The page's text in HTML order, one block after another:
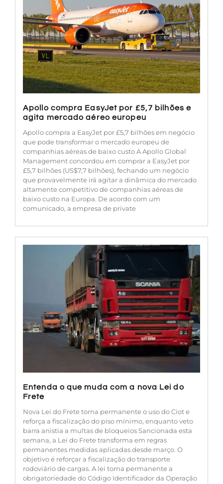
Apollo compra EasyJet por £5,7 bilhões e
agita mercado aéreo europeu
Apollo compra a EasyJet por £5,7 bilhões em negócio
que pode transformar o mercado europeu de
companhias aéreas de baixo custo A Apollo Global
Management concordou em comprar a EasyJet por
£5,7 bilhões (US$7,7 bilhões), fechando um negócio
que provavelmente irá agitar a dinâmica do mercado
altamente competitivo de companhias aéreas de
baixo custo na Europa. De acordo com um
comunicado, a empresa de private
Entenda o que muda com a nova Lei do
Frete
Nova Lei do Frete torna permanente o uso do Ciot e
reforça a fiscalização do piso mínimo, enquanto veto
barra anistia a multas de bloqueios Sancionada esta
semana, a Lei do Frete transforma em regras
permanentes medidas aplicadas desde março. O
objetivo é reforçar a fiscalização do transporte
rodoviário de cargas. A lei torna permanente a
obrigatoriedade do Código Identificador da Operação